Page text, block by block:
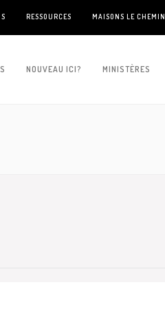
RESSOURCES MAISONS LE CHEMIN
NOUVEAU ICI? MINISTÈRES